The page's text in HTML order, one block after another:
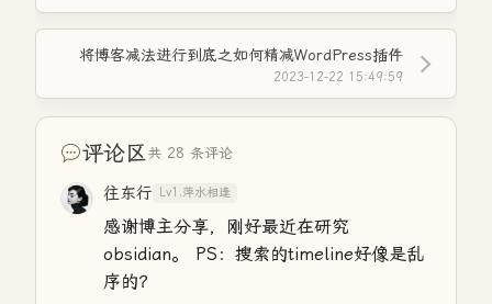
将博客减法进行到底之如何精减WordPress插件
2023-12-22 15:49:59
评论区共 28 条评论
往东行 Lv1.萍水相逢
感谢博主分享，刚好最近在研究
obsidian。 PS：搜索的timeline好像是乱
序的？